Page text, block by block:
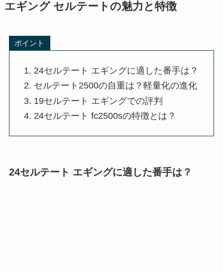
エギング セルテートの魅力と特徴
ポイント
24セルテート エギングに適した番手は？
セルテート2500の自重は？軽量化の進化
19セルテート エギングでの評判
24セルテート fc2500sの特徴とは？
24セルテート エギングに適した番手は？